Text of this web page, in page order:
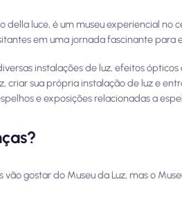
luce, é um museu experiencial no
em uma jornada fascinante para
instalações de luz, efeitos
sua própria instalação de luz e
e exposições relacionadas a
gostar do Museu da Luz, mas o